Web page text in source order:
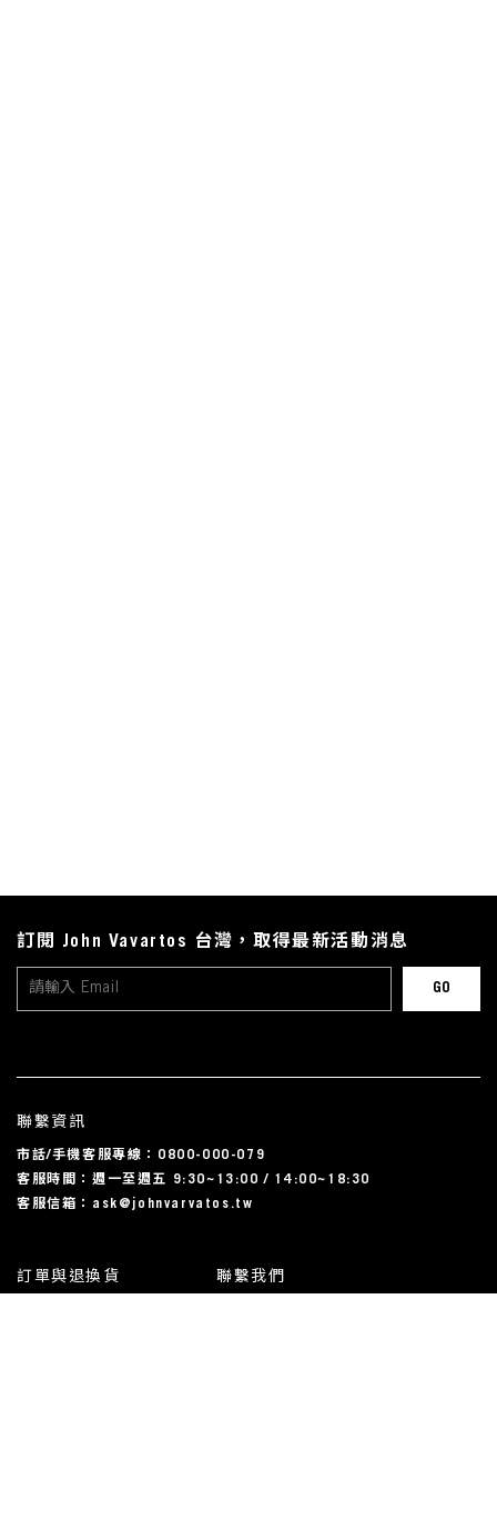
訂單與退換貨 聯繫我們
聯繫資訊
市話/手機客服專線：0800-000-079
客服時間：週一至週五 9:30~13:00 / 14:00~18:30
客服信箱：ask@johnvarvatos.tw
訂閱 John Vavartos 台灣，取得最新活動消息